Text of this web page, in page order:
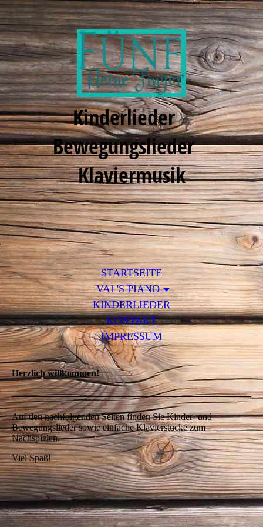
Kinderlieder
Bewegungslieder
Klaviermusik
STARTSEITE
VAL'S PIANO
KINDERLIEDER
KONTAKT
IMPRESSUM
Herzlich willkommen!
Auf den nachfolgenden Seiten finden Sie Kinder- und
Bewegungslieder sowie einfache Klavierstücke zum
Nachspielen.
Viel Spaß!